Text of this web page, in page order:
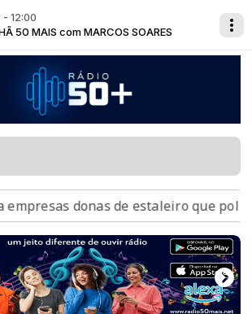
12:00
MAIS com MARCOS SOARES
donas de estaleiro que poluiu Baía